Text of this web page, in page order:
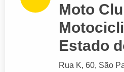
Moto
Estado
Rua K, 60, São